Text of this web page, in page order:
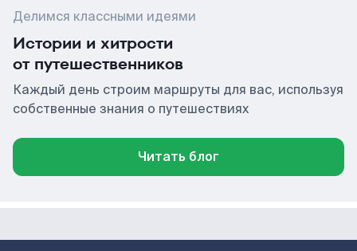
Делимся классными идеями
Истории и хитрости
от путешественников
Каждый день строим маршруты для вас, используя
собственные знания о путешествиях
Читать блог